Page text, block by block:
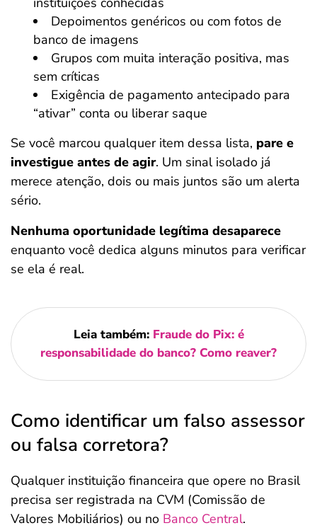
Depoimentos genéricos ou com fotos de
banco de imagens
Grupos com muita interação positiva, mas
sem críticas
Exigência de pagamento antecipado para
“ativar” conta ou liberar saque
Se você marcou qualquer item dessa lista, pare e
investigue antes de agir. Um sinal isolado já
merece atenção, dois ou mais juntos são um alerta
sério.
Nenhuma oportunidade legítima desaparece
enquanto você dedica alguns minutos para verificar
se ela é real.
Leia também: Fraude do Pix: é
responsabilidade do banco? Como reaver?
Como identificar um falso assessor
ou falsa corretora?
Qualquer instituição financeira que opere no Brasil
precisa ser registrada na CVM (Comissão de
Valores Mobiliários) ou no Banco Central.